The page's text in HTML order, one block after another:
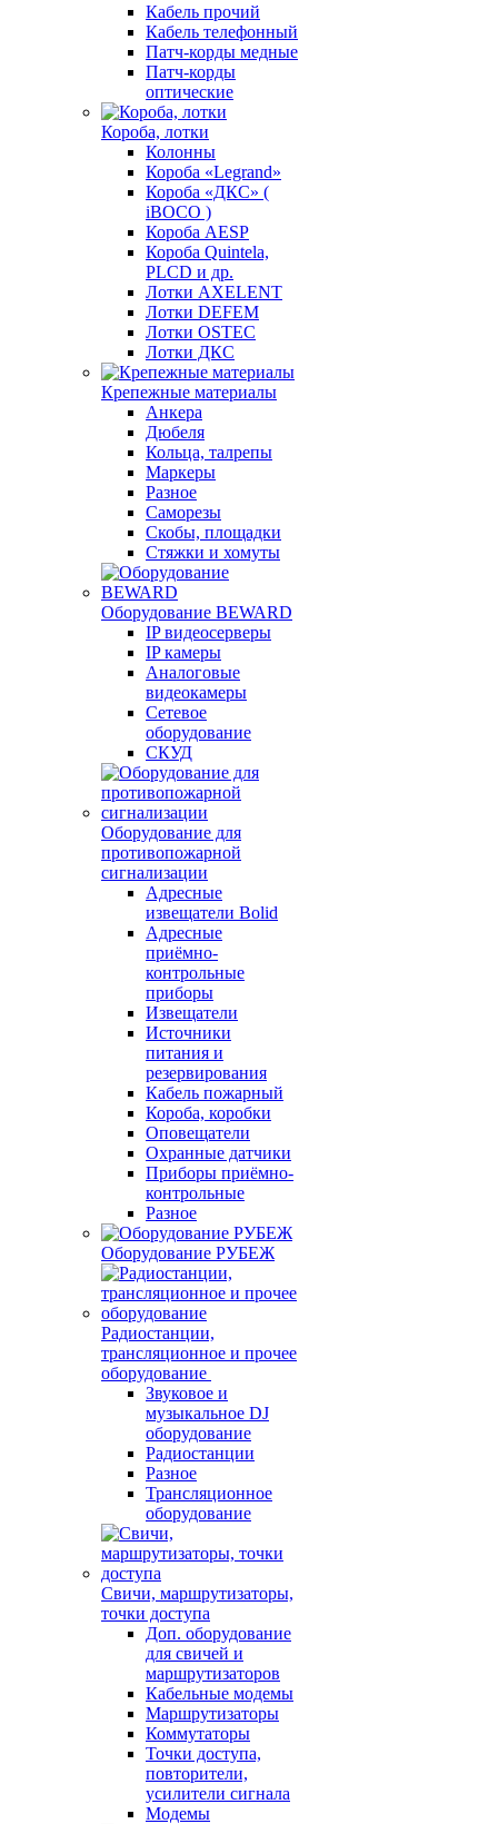
Кабель прочий
Кабель телефонный
Патч-корды медные
Патч-корды
оптические
Короба, лотки
Колонны
Короба «Legrand»
Короба «ДКС» (
iBOCO )
Короба AESP
Короба Quintela,
PLCD и др.
Лотки AXELENT
Лотки DEFEM
Лотки OSTEC
Лотки ДКС
Крепежные материалы
Анкера
Дюбеля
Кольца, талрепы
Маркеры
Разное
Саморезы
Скобы, площадки
Стяжки и хомуты
Оборудование BEWARD
IP видеосерверы
IP камеры
Аналоговые
видеокамеры
Сетевое
оборудование
СКУД
Оборудование для
противопожарной
сигнализации
Адресные
извещатели Bolid
Адресные
приёмно-
контрольные
приборы
Извещатели
Источники
питания и
резервирования
Кабель пожарный
Короба, коробки
Оповещатели
Охранные датчики
Приборы приёмно-
контрольные
Разное
Оборудование РУБЕЖ
Радиостанции,
трансляционное и прочее
оборудование
Звуковое и
музыкальное DJ
оборудование
Радиостанции
Разное
Трансляционное
оборудование
Свичи, маршрутизаторы,
точки доступа
Доп. оборудование
для свичей и
маршрутизаторов
Кабельные модемы
Маршрутизаторы
Коммутаторы
Точки доступа,
повторители,
усилители сигнала
Модемы